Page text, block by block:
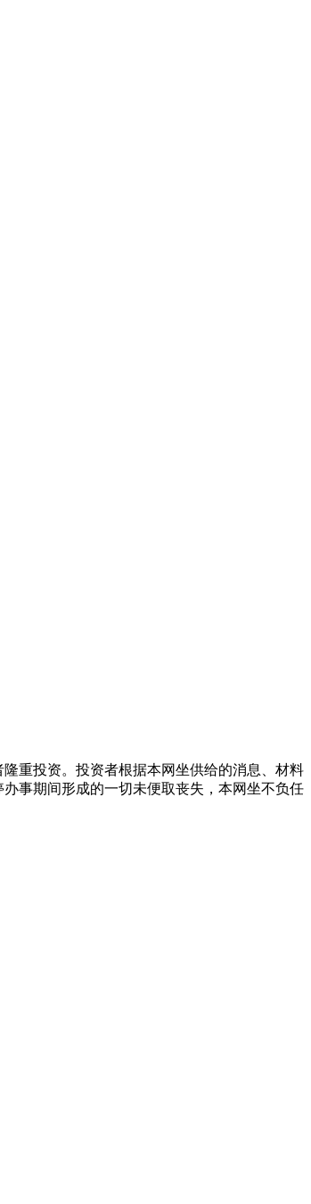
重投资。投资者根据本网坐供给的消息、材料
事期间形成的一切未便取丧失，本网坐不负任